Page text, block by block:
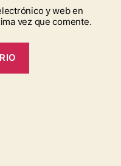
y web en
vez que comente.